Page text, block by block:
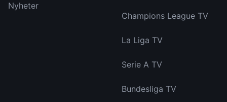
Nyheter
Champions League TV
La Liga TV
Serie A TV
Bundesliga TV